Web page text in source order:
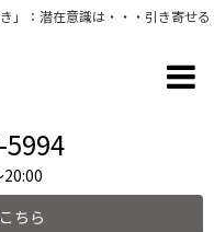
」：潜在意識は・・・引き寄せる
ちら